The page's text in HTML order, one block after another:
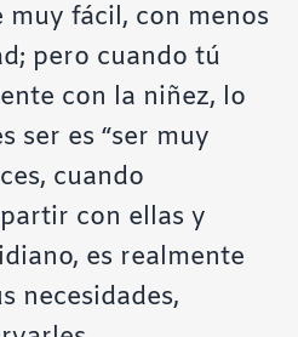
muy fácil, con menos
pero cuando tú
con la niñez, lo
ser es “ser muy
cuando
con ellas y
es realmente
necesidades,